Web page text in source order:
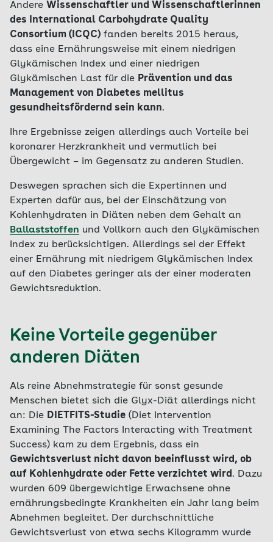
Andere Wissenschaftler und Wissenschaftlerinnen
des International Carbohydrate Quality
Consortium (ICQC) fanden bereits 2015 heraus,
dass eine Ernährungsweise mit einem niedrigen
Glykämischen Index und einer niedrigen
Glykämischen Last für die Prävention und das
Management von Diabetes mellitus
gesundheitsfördernd sein kann.
Ihre Ergebnisse zeigen allerdings auch Vorteile bei
koronarer Herzkrankheit und vermutlich bei
Übergewicht – im Gegensatz zu anderen Studien.
Deswegen sprachen sich die Expertinnen und
Experten dafür aus, bei der Einschätzung von
Kohlenhydraten in Diäten neben dem Gehalt an
Ballaststoffen und Vollkorn auch den Glykämischen
Index zu berücksichtigen. Allerdings sei der Effekt
einer Ernährung mit niedrigem Glykämischen Index
auf den Diabetes geringer als der einer moderaten
Gewichtsreduktion.
Keine Vorteile gegenüber
anderen Diäten
Als reine Abnehmstrategie für sonst gesunde
Menschen bietet sich die Glyx-Diät allerdings nicht
an: Die DIETFITS-Studie (Diet Intervention
Examining The Factors Interacting with Treatment
Success) kam zu dem Ergebnis, dass ein
Gewichtsverlust nicht davon beeinflusst wird, ob
auf Kohlenhydrate oder Fette verzichtet wird . Dazu
wurden 609 übergewichtige Erwachsene ohne
ernährungsbedingte Krankheiten ein Jahr lang beim
Abnehmen begleitet. Der durchschnittliche
Gewichtsverlust von etwa sechs Kilogramm wurde